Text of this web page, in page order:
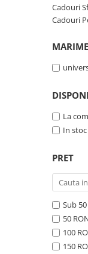
Cadouri
Cadouri
MARIME
La
In stoc
PRET
Sub
50
100
150